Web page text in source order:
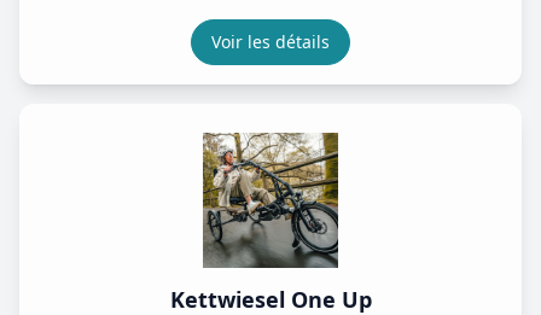
Voir les détails
Kettwiesel One Up